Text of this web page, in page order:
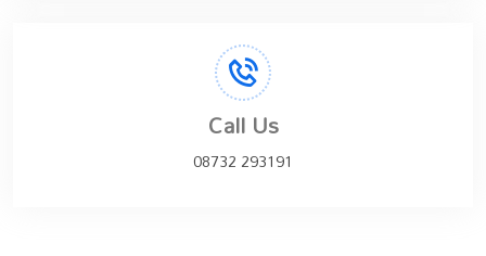
Call Us
08732 293191